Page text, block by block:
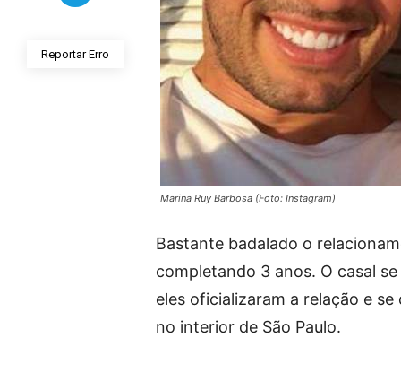
Reportar Erro
Marina Ruy Barbosa (Foto: Instagram)
Bastante badalado o
completando 3 anos. O casal
eles oficializaram a relação e
no interior de São Paulo.